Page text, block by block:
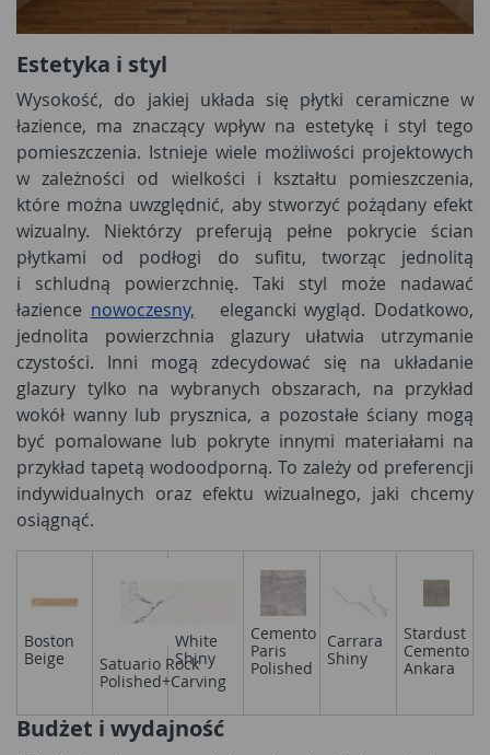
Estetyka i styl
Wysokość, do jakiej układa się płytki ceramiczne w
łazience, ma znaczący wpływ na estetykę i styl tego
pomieszczenia. Istnieje wiele możliwości projektowych
w zależności od wielkości i kształtu pomieszczenia,
które można uwzględnić, aby stworzyć pożądany efekt
wizualny. Niektórzy preferują pełne pokrycie ścian
płytkami od podłogi do sufitu, tworząc jednolitą
i schludną powierzchnię. Taki styl może nadawać
łazience nowoczesny, elegancki wygląd. Dodatkowo,
jednolita powierzchnia glazury ułatwia utrzymanie
czystości. Inni mogą zdecydować się na układanie
glazury tylko na wybranych obszarach, na przykład
wokół wanny lub prysznica, a pozostałe ściany mogą
być pomalowane lub pokryte innymi materiałami na
przykład tapetą wodoodporną. To zależy od preferencji
indywidualnych oraz efektu wizualnego, jaki chcemy
osiągnąć.
Boston
Beige
Satuario Rock
Polished+Carving
White
Shiny
Cemento
Paris
Polished
Carrara
Shiny
Stardust
Cemento
Ankara
Budżet i wydajność